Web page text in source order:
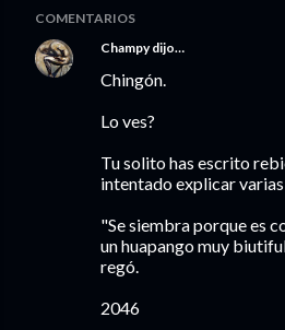
COMENTARIOS
Champydijo…
Chingón.
Lo ves?
Tu solito has escrito
intentado explicar varias
"Se siembra porque es
un huapango muy
regó.
2046